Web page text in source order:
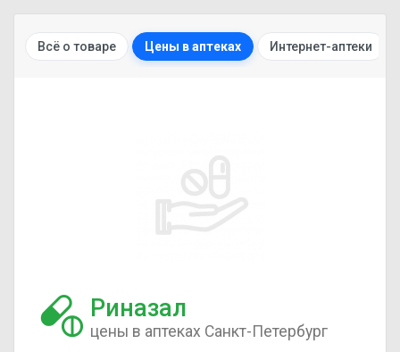
Всё о товаре Цены в аптеках Интернет-аптеки
Риназал
цены в аптеках Санкт-Петербург